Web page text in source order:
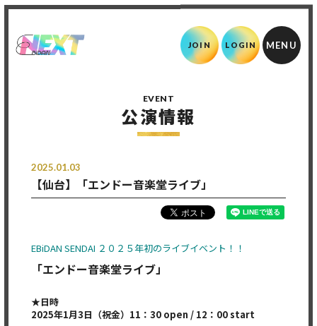
JOIN LOGIN
EVENT
公演情報
2025.01.03
【仙台】「エンドー音楽堂ライブ」
EBiDAN SENDAI ２０２５年初のライブイベント！！
「エンドー音楽堂ライブ」
★日時
2025年1月3日（祝金）11：30 open / 12：00 start